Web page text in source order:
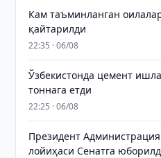
Кам таъминланган
қайтарилди
22:35 · 06/08
Ўзбекистонда цемент
тоннага етди
22:25 · 06/08
Президент Администрация
лойиҳаси Сенатга